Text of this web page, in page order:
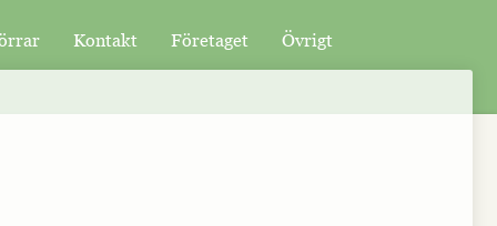
Kontakt Företaget Övrigt